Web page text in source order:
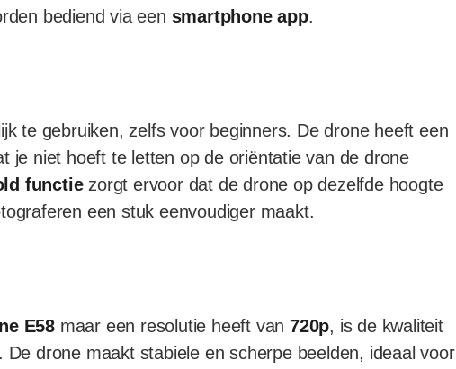
bediend via een smartphone app.
te gebruiken, zelfs voor beginners. De drone heeft een
je niet hoeft te letten op de oriëntatie van de drone
functiezorgt ervoor dat de drone op dezelfde hoogte
een stuk eenvoudiger maakt.
E58 maar een resolutie heeft van720p, is de kwaliteit
drone maakt stabiele en scherpe beelden, ideaal voor